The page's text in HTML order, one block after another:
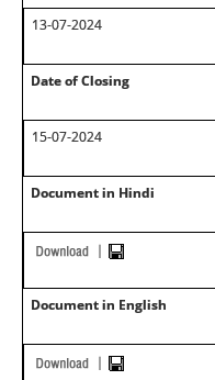
13-07-2024
Date of Closing
15-07-2024
Document in Hindi
Document in English